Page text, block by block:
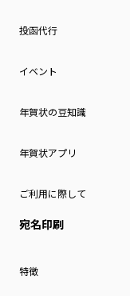
投函代行
イベント
年賀状の豆知識
年賀状アプリ
ご利用に際して
宛名印刷
特徴